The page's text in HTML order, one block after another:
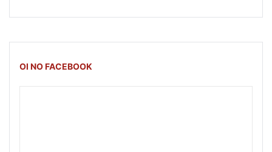
OI NO FACEBOOK